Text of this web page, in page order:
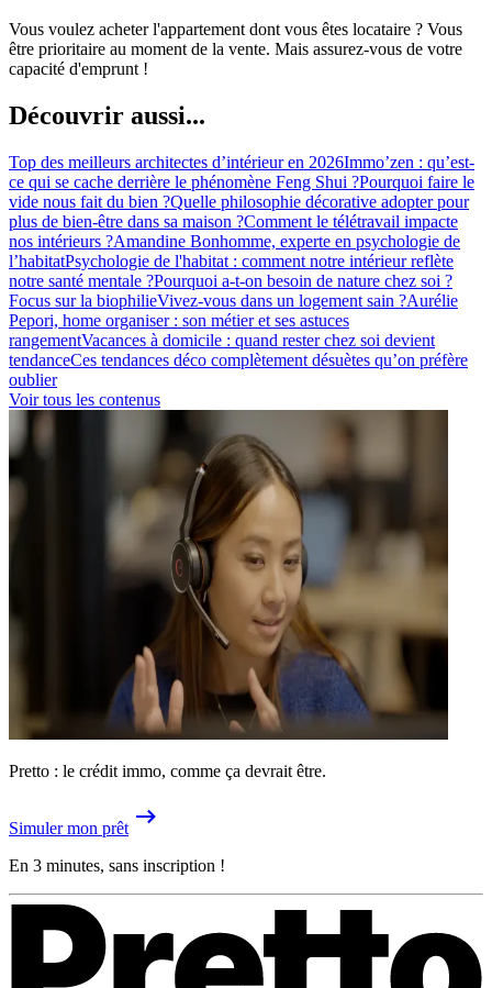
Vous voulez acheter l'appartement dont vous êtes locataire ? Vous
être prioritaire au moment de la vente. Mais assurez-vous de votre
capacité d'emprunt !
Découvrir aussi...
Top des meilleurs architectes d’intérieur en 2026Immo’zen : qu’est-
ce qui se cache derrière le phénomène Feng Shui ?Pourquoi faire le
vide nous fait du bien ?Quelle philosophie décorative adopter pour
plus de bien-être dans sa maison ?Comment le télétravail impacte
nos intérieurs ?Amandine Bonhomme, experte en psychologie de
l’habitatPsychologie de l'habitat : comment notre intérieur reflète
notre santé mentale ?Pourquoi a-t-on besoin de nature chez soi ?
Focus sur la biophilieVivez-vous dans un logement sain ?Aurélie
Pepori, home organiser : son métier et ses astuces
rangementVacances à domicile : quand rester chez soi devient
tendanceCes tendances déco complètement désuètes qu’on préfère
oublier
Voir tous les contenus
Pretto : le crédit immo, comme ça devrait être.
Simuler mon prêt
En 3 minutes, sans inscription !